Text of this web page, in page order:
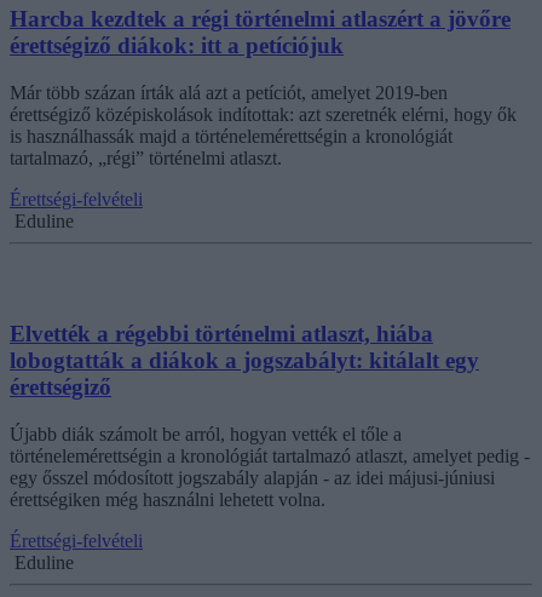
Harcba kezdtek a régi történelmi atlaszért a jövőre
érettségiző diákok: itt a petíciójuk
Már több százan írták alá azt a petíciót, amelyet 2019-ben
érettségiző középiskolások indítottak: azt szeretnék elérni, hogy ők
is használhassák majd a történelemérettségin a kronológiát
tartalmazó, „régi” történelmi atlaszt.
Érettségi-felvételi
Eduline
Elvették a régebbi történelmi atlaszt, hiába
lobogtatták a diákok a jogszabályt: kitálalt egy
érettségiző
Újabb diák számolt be arról, hogyan vették el tőle a
történelemérettségin a kronológiát tartalmazó atlaszt, amelyet pedig -
egy ősszel módosított jogszabály alapján - az idei májusi-júniusi
érettségiken még használni lehetett volna.
Érettségi-felvételi
Eduline